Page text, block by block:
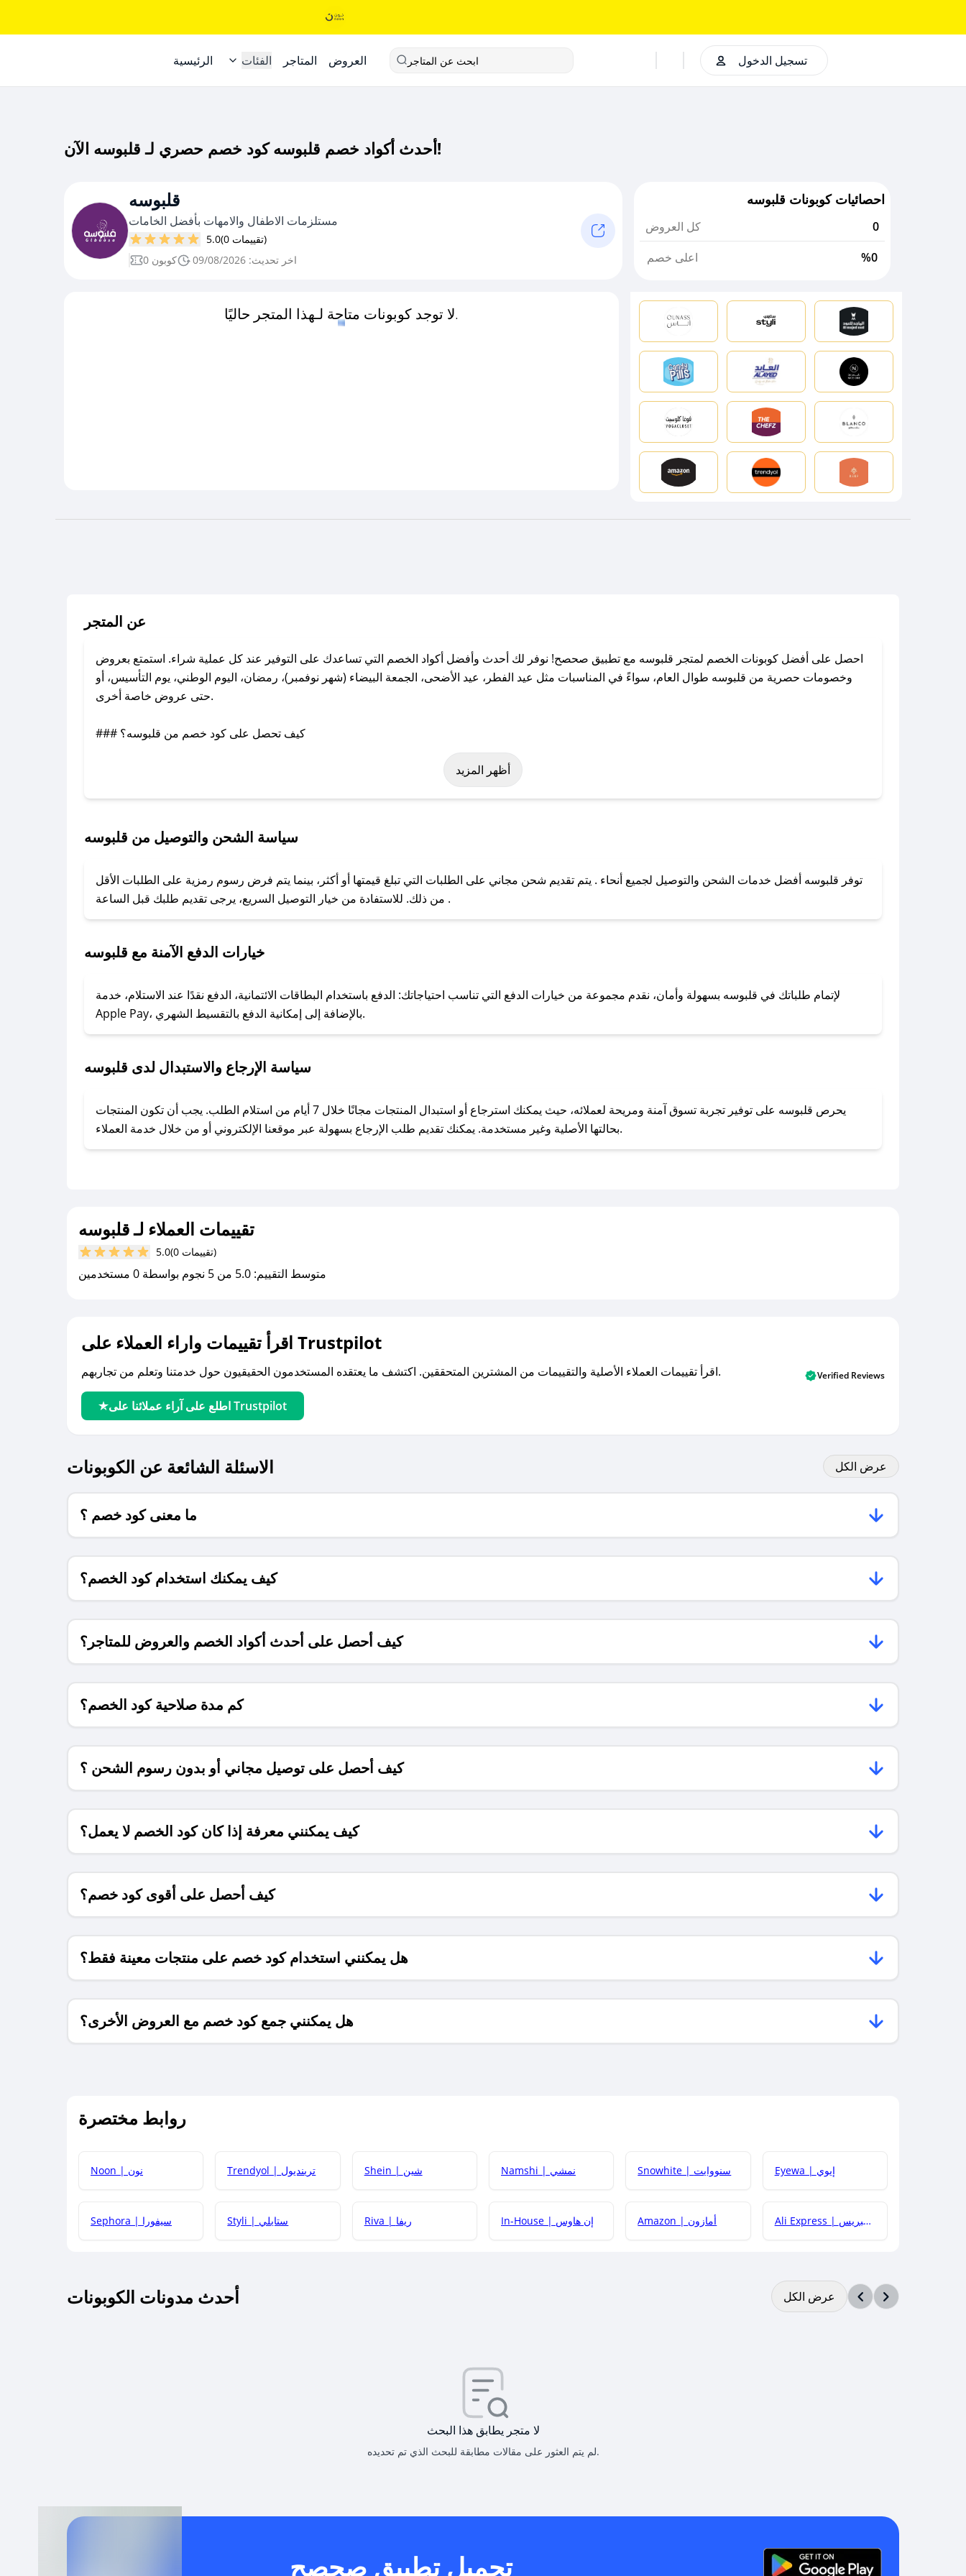
الرئيسية الفئات المتاجر العروض ابحث عن المتاجر تسجيل الدخول
أحدث أكواد خصم قلبوسه كود خصم حصري لـ قلبوسه الآن!
قلبوسه
مستلزمات الاطفال والامهات بأفضل الخامات
5.0
(0 تقييمات)
0 كوبون
اخر تحديث: 09/08/2026
احصائيات كوبونات قلبوسه
كل العروض
0
اعلى خصم
%0
لا توجد كوبونات متاحة لـهذا المتجر حاليًا.
عن المتجر
احصل على أفضل كوبونات الخصم لمتجر قلبوسه مع تطبيق صحصح! نوفر لك أحدث وأفضل أكواد الخصم التي تساعدك على التوفير عند كل عملية شراء. استمتع بعروض
وخصومات حصرية من قلبوسه طوال العام، سواءً في المناسبات مثل عيد الفطر، عيد الأضحى، الجمعة البيضاء (شهر نوفمبر)، رمضان، اليوم الوطني، يوم التأسيس، أو
حتى عروض خاصة أخرى.
### كيف تحصل على كود خصم من قلبوسه؟
باستخدام تطبيق صحصح، يمكنك العثور بسهولة على كود خصم قلبوسه. وفي حال عدم توفر الكوبون، تواصل معنا عبر تويتر أو البريد الإلكتروني لإضافته بسرعة.
لا تقلق! يمكنك التواصل مع فريق دعم صحصح عبر الرسائل الخاصة على تويتر أو البريد الإلكتروني، وسنقوم بحل المشكلة في أسرع وقت ممكن.
### ماذا أفعل إذا لم أجد كود خصم لمتجري المفضل؟
للحصول على كوبونات وخصومات حصرية، قم بما يلي:
- اضغط على أيقونة متابعة لمتجر قلبوسه في تطبيق صحصح.
- تابع حسابنا الرسمي على تويتر وقم بتفعيل زر التنبيهات.
أظهر المزيد
سياسة الشحن والتوصيل من قلبوسه
توفر قلبوسه أفضل خدمات الشحن والتوصيل لجميع أنحاء . يتم تقديم شحن مجاني على الطلبات التي تبلغ قيمتها أو أكثر، بينما يتم فرض رسوم رمزية على الطلبات الأقل
من ذلك. للاستفادة من خيار التوصيل السريع، يرجى تقديم طلبك قبل الساعة .
خيارات الدفع الآمنة مع قلبوسه
لإتمام طلباتك في قلبوسه بسهولة وأمان، نقدم مجموعة من خيارات الدفع التي تناسب احتياجاتك: الدفع باستخدام البطاقات الائتمانية، الدفع نقدًا عند الاستلام، خدمة
Apple Pay، بالإضافة إلى إمكانية الدفع بالتقسيط الشهري.
سياسة الإرجاع والاستبدال لدى قلبوسه
يحرص قلبوسه على توفير تجربة تسوق آمنة ومريحة لعملائه، حيث يمكنك استرجاع أو استبدال المنتجات مجانًا خلال 7 أيام من استلام الطلب. يجب أن تكون المنتجات
بحالتها الأصلية وغير مستخدمة. يمكنك تقديم طلب الإرجاع بسهولة عبر موقعنا الإلكتروني أو من خلال خدمة العملاء.
تقييمات العملاء لـ قلبوسه
5.0 (0 تقييمات)
متوسط التقييم: 5.0 من 5 نجوم بواسطة 0 مستخدمين
اقرأ تقييمات واراء العملاء على Trustpilot
اقرأ تقييمات العملاء الأصلية والتقييمات من المشترين المتحققين. اكتشف ما يعتقده المستخدمون الحقيقيون حول خدمتنا وتعلم من تجاربهم.
اطلع على آراء عملائنا على Trustpilot
Verified Reviews
الاسئلة الشائعة عن الكوبونات عرض الكل
ما معنى كود خصم ؟
كيف يمكنك استخدام كود الخصم؟
كيف أحصل على أحدث أكواد الخصم والعروض للمتاجر؟
كم مدة صلاحية كود الخصم؟
كيف أحصل على توصيل مجاني أو بدون رسوم الشحن ؟
كيف يمكنني معرفة إذا كان كود الخصم لا يعمل؟
كيف أحصل على أقوى كود خصم؟
هل يمكنني استخدام كود خصم على منتجات معينة فقط؟
هل يمكنني جمع كود خصم مع العروض الأخرى؟
روابط مختصرة
Noon | نون Trendyol | ترينديول Shein | شين Namshi | نمشي Snowhite | سنووايت Eyewa | إيوي
Sephora | سيفورا Styli | ستايلي Riva | ريفا In-House | إن هاوس Amazon | أمازون Ali Express | علي إكسبريس
أحدث مدونات الكوبونات عرض الكل
لا متجر يطابق هذا البحث
لم يتم العثور على مقالات مطابقة للبحث الذي تم تحديده.
تحميل تطبيق صحصح